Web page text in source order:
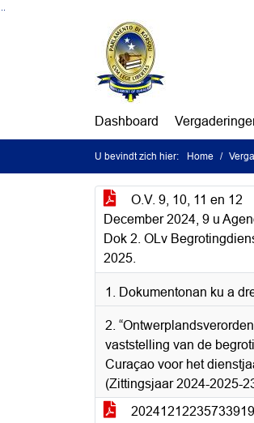
Ga naar de inhoud van deze pagina
Dashboard
U bevindt zich hier: Home
O.V. 9, 10, 11 en 12
December 2024, 9 u
Dok 2. OLv
2025.
1. Dokumentonan ku a
2.
vaststelling van de
Curaçao voor het
(Zittingsjaar 2024-2025-
20241212235733919